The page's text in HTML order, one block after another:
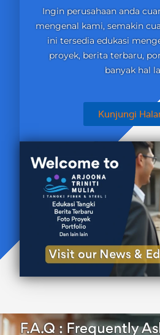
Ingin perusahaan anda
mengenal kami, semakin
ini tersedia edukasi
proyek, berita terbaru,
banyak hal
Kunjungi